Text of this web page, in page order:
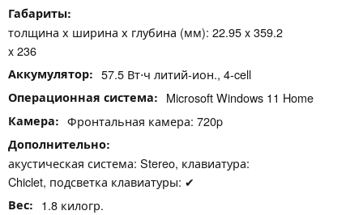
Габариты
толщина х ширина х глубина (мм): 22.95 x 359.2
x 236
Аккумулятор 57.5 Вт⋅ч литий-ион., 4-cell
Операционная система Microsoft Windows 11 Home
Камера Фронтальная камера: 720p
Дополнительно
акустическая система: Stereo, клавиатура:
Chiclet, подсветка клавиатуры: ✔
Вес 1.8 килогр.